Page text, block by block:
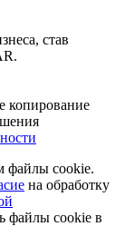
став
копирование
файлы cookie.
на обработку
файлы cookie в